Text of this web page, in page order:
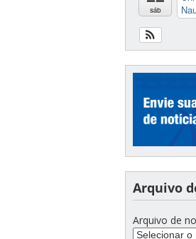
sáb
Arquivo
Arquivo de